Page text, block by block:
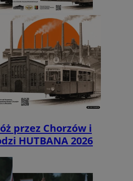
przez Chorzów i
HUTBANA 2026